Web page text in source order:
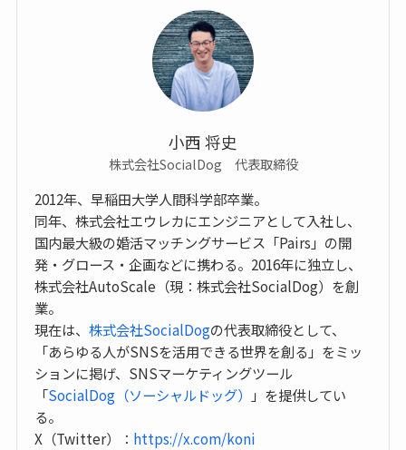
小西 将史
株式会社SocialDog 代表取締役
2012年、早稲田大学人間科学部卒業。
同年、株式会社エウレカにエンジニアとして入社し、
国内最大級の婚活マッチングサービス「Pairs」の開
発・グロース・企画などに携わる。2016年に独立し、
株式会社AutoScale（現：株式会社SocialDog）を創
業。
現在は、株式会社SocialDogの代表取締役として、
「あらゆる人がSNSを活用できる世界を創る」をミッ
ションに掲げ、SNSマーケティングツール
「SocialDog（ソーシャルドッグ）
」を提供してい
る。
X（Twitter）： https://x.com/koni